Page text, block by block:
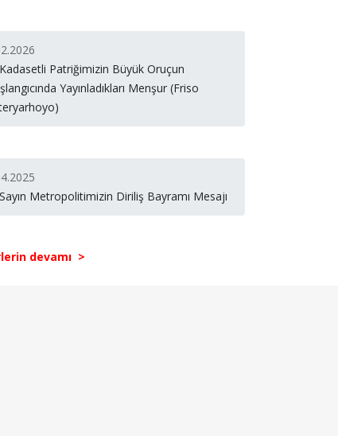
Kadasetli Patriğimizin Büyük Oruçun
Yayınladıkları Menşur (Friso
Sayın Metropolitimizin Diriliş Bayramı Mesajı
devamı >